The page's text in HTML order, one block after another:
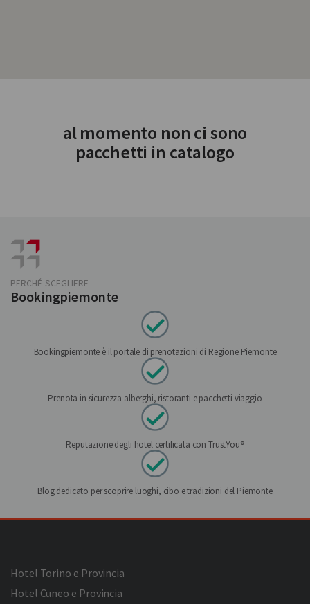
al momento non ci sono
pacchetti in catalogo
PERCHÉ SCEGLIERE
Bookingpiemonte
Bookingpiemonte è il portale di prenotazioni di Regione Piemonte
Prenota in sicurezza alberghi, ristoranti e pacchetti viaggio
Reputazione degli hotel certificata con TrustYou®
Blog dedicato per scoprire luoghi, cibo e tradizioni del Piemonte
Hotel Torino e Provincia
Hotel Cuneo e Provincia